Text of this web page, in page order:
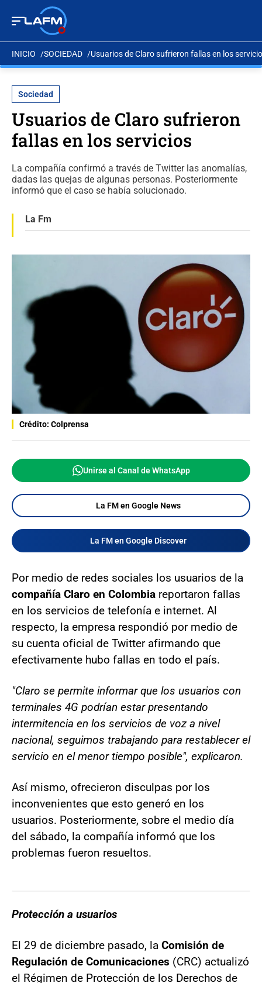
INICIO SOCIEDAD Usuarios de Claro sufrieron fallas en los
Sociedad
Usuarios de Claro sufrieron
fallas en los servicios
La compañía confirmó a través de Twitter las anomalías,
dadas las quejas de algunas personas. Posteriormente
informó que el caso se había solucionado.
La Fm
Crédito: Colprensa
Unirse al Canal de WhatsApp
La FM en Google News
La FM en Google Discover
Por medio de redes sociales los usuarios de la
compañía Claro en Colombia reportaron fallas
en los servicios de telefonía e internet. Al
respecto, la empresa respondió por medio de
su cuenta oficial de Twitter afirmando que
efectivamente hubo fallas en todo el país.
"Claro se permite informar que los usuarios con
terminales 4G podrían estar presentando
intermitencia en los servicios de voz a nivel
nacional, seguimos trabajando para restablecer el
servicio en el menor tiempo posible", explicaron.
Así mismo, ofrecieron disculpas por los
inconvenientes que esto generó en los
usuarios. Posteriormente, sobre el medio día
del sábado, la compañía informó que los
problemas fueron resueltos.
Protección a usuarios
El 29 de diciembre pasado, la Comisión de
Regulación de Comunicaciones (CRC) actualizó
el Régimen de Protección de los Derechos de